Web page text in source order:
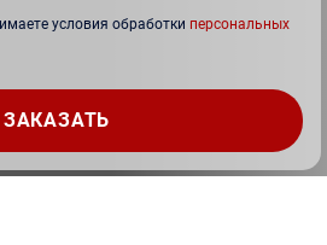
условия обработки персональных